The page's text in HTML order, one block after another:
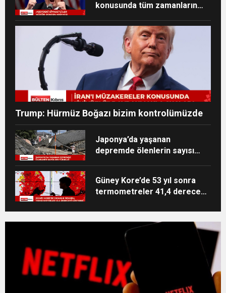
konusunda tüm zamanların
Trump: Hürmüz Boğazı bizim kontrolümüzde
Japonya’da yaşanan
depremde ölenlerin sayısı
Güney Kore’de 53 yıl sonra
termometreler 41,4 dereceyi